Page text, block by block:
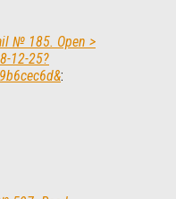
№ 185. Open >
12-25?
: